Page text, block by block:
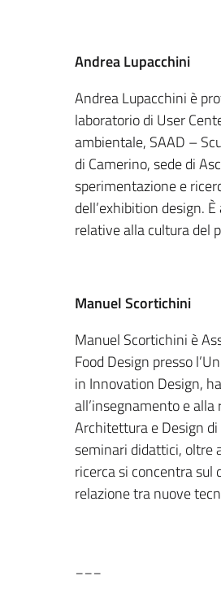
Andrea Lupacchini
Andrea Lupacchini è
laboratorio di User
ambientale, SAAD –
di Camerino, sede di
sperimentazione e
dell’exhibition design.
relative alla cultura del
Manuel Scortichini
Manuel Scortichini è
Food Design presso
in Innovation Design,
all’insegnamento e
Architettura e Design
seminari didattici, oltre
ricerca si concentra sul
relazione tra nuove